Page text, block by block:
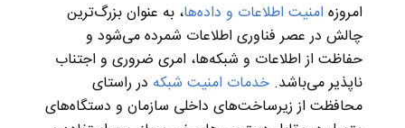
امروزه امنیت اطلاعات و داده‌ها، به عنوان بزرگ‌ترین
چالش در عصر فناوری اطلاعات شمرده می‌شود و
حفاظت از اطلاعات و شبکه‌ها، امری ضروری و اجتناب
ناپذیر می‌باشد.خدمات امنیت شبکه در راستای
محافظت از زیرساخت‌های داخلی سازمان و دستگاه‌های